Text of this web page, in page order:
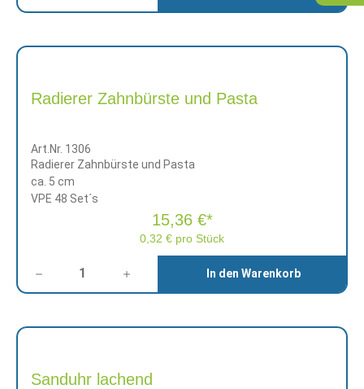
Radierer Zahnbürste und Pasta
Art.Nr. 1306
Radierer Zahnbürste und Pasta
ca. 5 cm
VPE 48 Set´s
0,32 € pro Stück
15,36 €*
In den Warenkorb
Sanduhr lachend